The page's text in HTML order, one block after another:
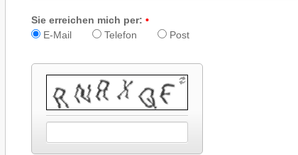
Sie erreichen mich per:
E-Mail
Telefon Post